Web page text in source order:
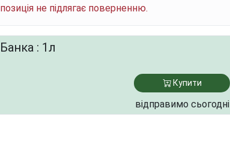
позиція не підлягає поверненню.
Банка : 1л
Купити
відправимо сьогодні